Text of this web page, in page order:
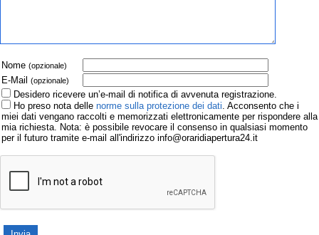
Nome (opzionale)
E-Mail (opzionale)
Desidero ricevere un’e-mail di notifica di avvenuta registrazione.
Ho preso nota delle norme sulla protezione dei dati. Acconsento che i
miei dati vengano raccolti e memorizzati elettronicamente per rispondere alla
mia richiesta. Nota: è possibile revocare il consenso in qualsiasi momento
per il futuro tramite e-mail all'indirizzo info@oraridiapertura24.it